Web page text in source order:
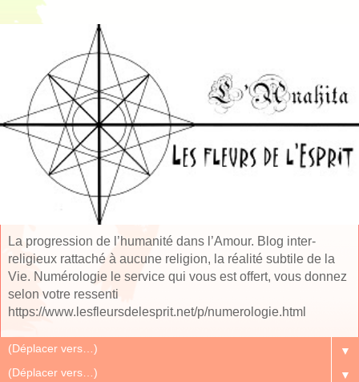
La progression de l’humanité dans l’Amour. Blog inter-
religieux rattaché à aucune religion, la réalité subtile de la
Vie. Numérologie le service qui vous est offert, vous donnez
selon votre ressenti
https://www.lesfleursdelesprit.net/p/numerologie.html
▼
▼